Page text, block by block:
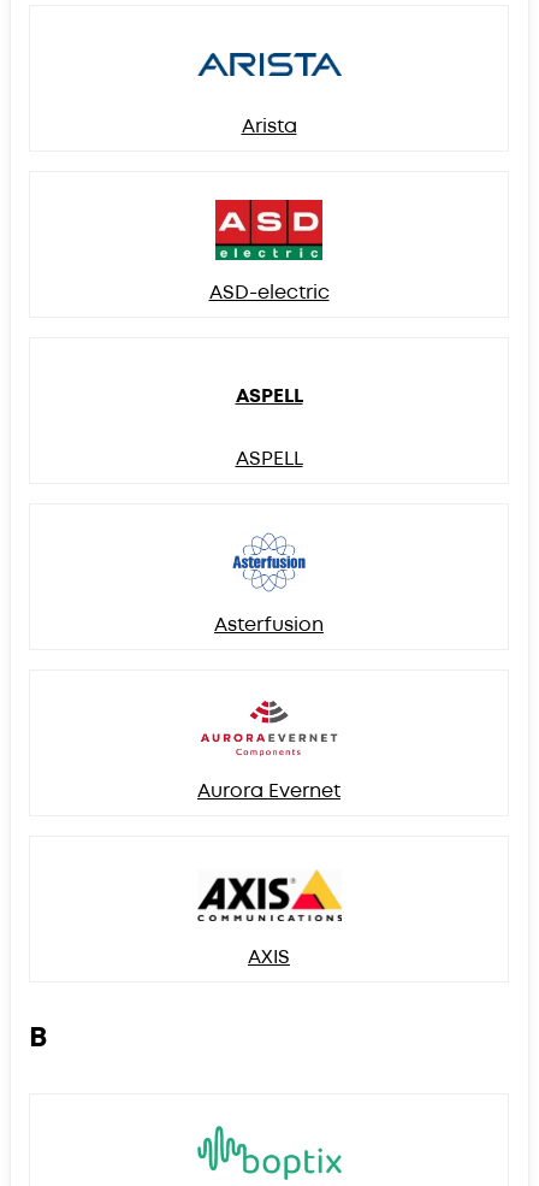
Arista
ASD-electric
ASPELL
ASPELL
Asterfusion
Aurora Evernet
AXIS
B